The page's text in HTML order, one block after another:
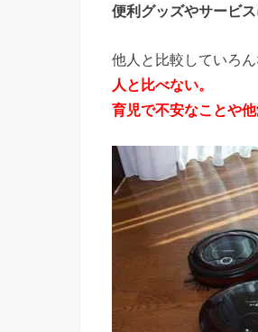
便利グッズやサービ
他人と比較していろ
人と比べない。
育児で不安なことや